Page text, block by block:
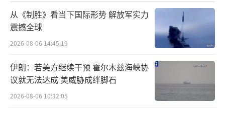
从《制胜》看当下国际形势 解放军实力
震撼全球
2026-08-06 14:45:19
伊朗：若美方继续干预 霍尔木兹海峡协
议就无法达成 美威胁成绊脚石
2026-08-06 10:32:05